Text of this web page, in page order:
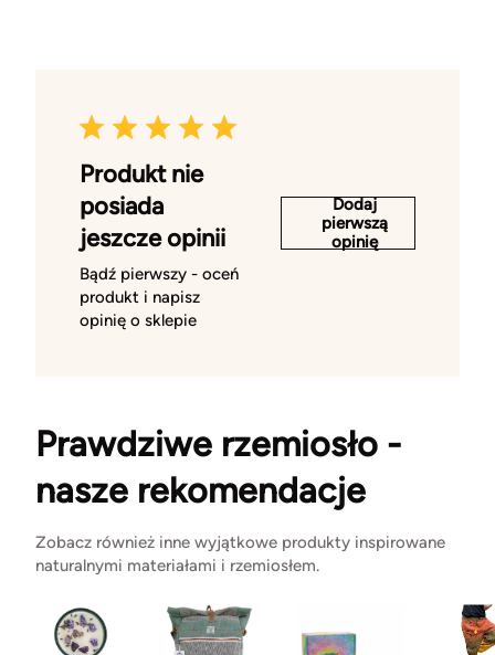
Produkt nie
posiada
jeszcze opinii
Bądź pierwszy - oceń
produkt i napisz
opinię o sklepie
Dodaj
pierwszą
opinię
Prawdziwe rzemiosło -
nasze rekomendacje
Zobacz również inne wyjątkowe produkty inspirowane
naturalnymi materiałami i rzemiosłem.